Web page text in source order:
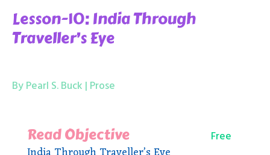
Lesson-10: India Through
Traveller’s Eye
By Pearl S. Buck | Prose
Read Objective Free